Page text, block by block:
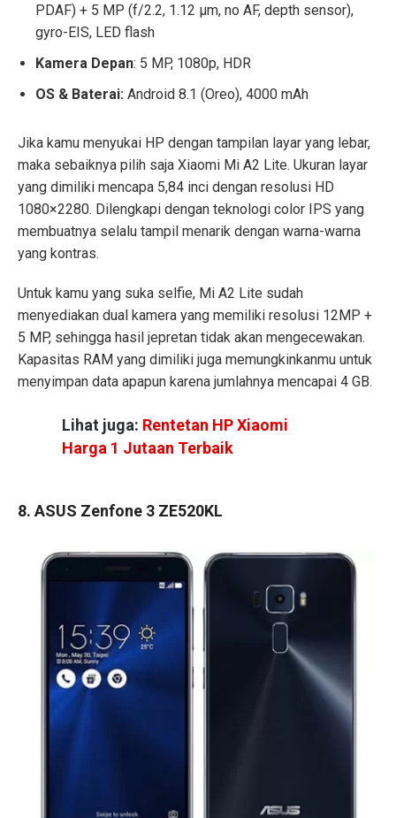
PDAF) + 5 MP (f/2.2, 1.12 μm, no AF, depth sensor),
gyro-EIS, LED flash
Kamera Depan: 5 MP, 1080p, HDR
OS & Baterai: Android 8.1 (Oreo), 4000 mAh
Jika kamu menyukai HP dengan tampilan layar yang lebar,
maka sebaiknya pilih saja Xiaomi Mi A2 Lite. Ukuran layar
yang dimiliki mencapa 5,84 inci dengan resolusi HD
1080×2280. Dilengkapi dengan teknologi color IPS yang
membuatnya selalu tampil menarik dengan warna-warna
yang kontras.
Untuk kamu yang suka selfie, Mi A2 Lite sudah
menyediakan dual kamera yang memiliki resolusi 12MP +
5 MP, sehingga hasil jepretan tidak akan mengecewakan.
Kapasitas RAM yang dimiliki juga memungkinkanmu untuk
menyimpan data apapun karena jumlahnya mencapai 4 GB.
Lihat juga: Rentetan HP Xiaomi
Harga 1 Jutaan Terbaik
8. ASUS Zenfone 3 ZE520KL